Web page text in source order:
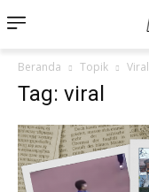
Beranda Topik Viral
Tag: viral